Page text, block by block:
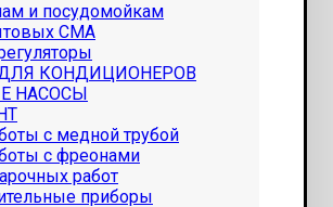
и посудомойкам
СМА
КОНДИЦИОНЕРОВ
НАСОСЫ
с медной трубой
с фреонами
работ
приборы